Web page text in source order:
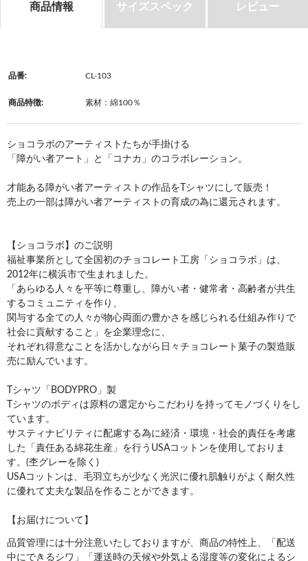
商品情報 サイズスペック レビュー
品番: CL-103
商品特徴: 素材：綿100％
ショコラボのアーティストたちが手掛ける
「障がい者アート」と「コナカ」のコラボレーション。
才能ある障がい者アーティストの作品をTシャツにして販売！
売上の一部は障がい者アーティストの育成の為に還元されます。
【ショコラボ】のご説明
福祉事業所として全国初のチョコレート工房「ショコラボ」は、
2012年に横浜市で生まれました。
「あらゆる人々を平等に尊重し、障がい者・健常者・高齢者が共生
するコミュニティを作り、
関与する全ての人々が物心両面の豊かさを感じられる仕組み作りで
社会に貢献すること」を企業理念に、
それぞれ得意なことを活かしながら日々チョコレート菓子の製造販
売に励んでいます。
Tシャツ「BODYPRO」製
Tシャツのボディは原料の選定からこだわりを持ってモノづくりをし
ています。
サスティナビリティに配慮する為に経済・環境・社会的責任を考慮
した「責任ある綿花生産」を行うUSAコットンを使用しておりま
す。(杢グレーを除く)
USAコットンは、毛羽立ちが少なく光沢に優れ肌触りがよく耐久性
に優れて丈夫な製品を作ることができます。
【お届けについて】
品質管理には十分注意いたしておりますが、商品の特性上、「配送
中にできるシワ」「運送時の天候や外気よる湿度等の変化によるシ